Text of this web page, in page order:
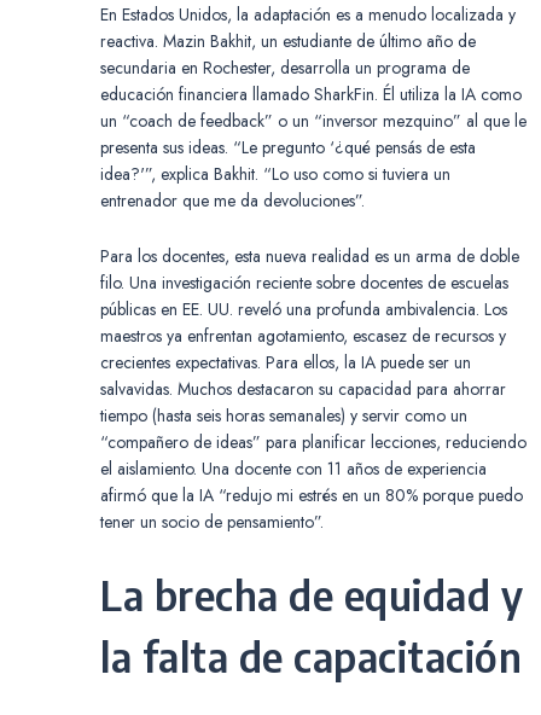
En Estados Unidos, la adaptación es a menudo localizada y
reactiva. Mazin Bakhit, un estudiante de último año de
secundaria en Rochester, desarrolla un programa de
educación financiera llamado SharkFin. Él utiliza la IA como
un “coach de feedback” o un “inversor mezquino” al que le
presenta sus ideas. “Le pregunto ‘¿qué pensás de esta
idea?'”, explica Bakhit. “Lo uso como si tuviera un
entrenador que me da devoluciones”.
Para los docentes, esta nueva realidad es un arma de doble
filo. Una investigación reciente sobre docentes de escuelas
públicas en EE. UU. reveló una profunda ambivalencia. Los
maestros ya enfrentan agotamiento, escasez de recursos y
crecientes expectativas. Para ellos, la IA puede ser un
salvavidas. Muchos destacaron su capacidad para ahorrar
tiempo (hasta seis horas semanales) y servir como un
“compañero de ideas” para planificar lecciones, reduciendo
el aislamiento. Una docente con 11 años de experiencia
afirmó que la IA “redujo mi estrés en un 80% porque puedo
tener un socio de pensamiento”.
La brecha de equidad y
la falta de capacitación